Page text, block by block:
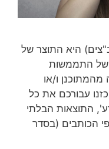
היא התוצר של
של התממשות
ו/או
עבורכם את כל
התוצאות הבלתי
פי הכותבים (בסדר